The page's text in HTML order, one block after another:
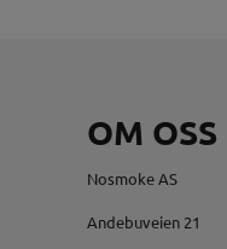
OM OSS
Nosmoke AS
Andebuveien 21